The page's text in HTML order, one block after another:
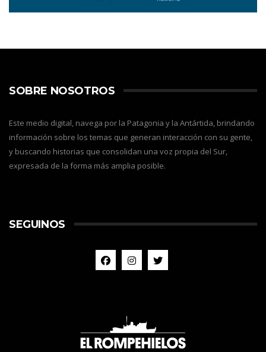
SOBRE NOSOTROS
Este medio digital, navega por la Patagonia y la Antártida, brindando
información sobre los temas que generan interacción con su gente,
y buscando historias que consolidan una voz propia del Sur,
expresada de la forma más amplia posible.
SEGUINOS